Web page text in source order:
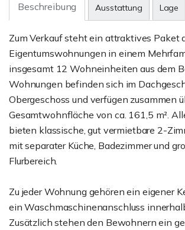
Beschreibung Ausstattung Lage
Zum Verkauf steht ein attraktives Paket
Eigentumswohnungen in einem
insgesamt 12 Wohneinheiten aus dem
Wohnungen befinden sich im
Obergeschoss und verfügen zusammen
Gesamtwohnfläche von ca. 161,5 m².
bieten klassische, gut vermietbare 2-
mit separater Küche, Badezimmer und
Flurbereich.
Zu jeder Wohnung gehören ein eigener
ein Waschmaschinenanschluss
Zusätzlich stehen den Bewohnern ein